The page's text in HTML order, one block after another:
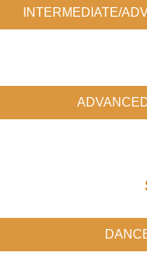
INTERMEDIATE/